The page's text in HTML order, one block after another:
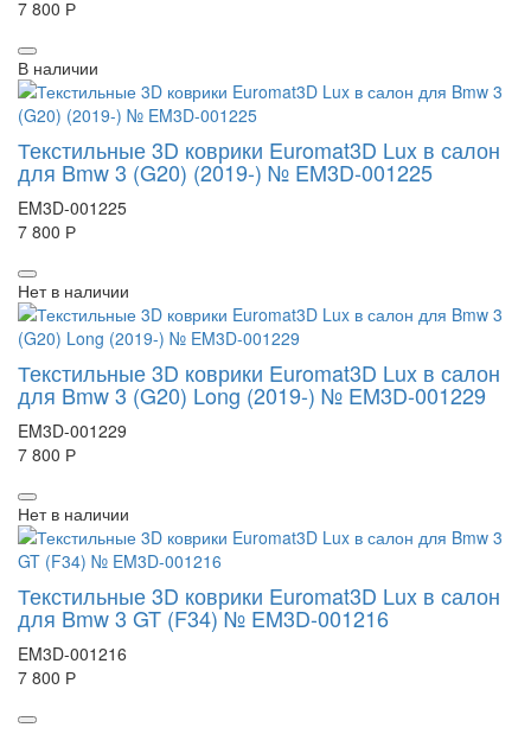
7 800 Р
В наличии
Текстильные 3D коврики Euromat3D Lux в салон
для Bmw 3 (G20) (2019-) № EM3D-001225
EM3D-001225
7 800 Р
Нет в наличии
Текстильные 3D коврики Euromat3D Lux в салон
для Bmw 3 (G20) Long (2019-) № EM3D-001229
EM3D-001229
7 800 Р
Нет в наличии
Текстильные 3D коврики Euromat3D Lux в салон
для Bmw 3 GT (F34) № EM3D-001216
EM3D-001216
7 800 Р